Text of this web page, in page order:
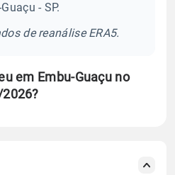
- SP.
de reanálise ERA5.
em Embu-Guaçu no